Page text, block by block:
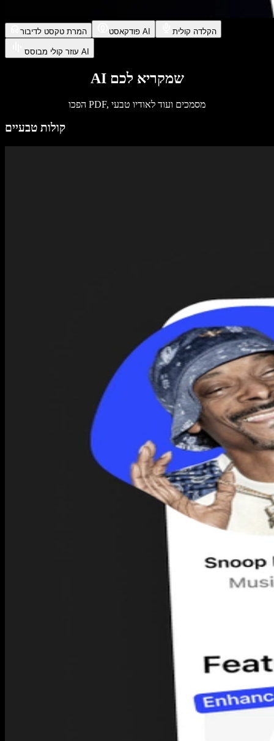
המרת טקסט לדיבור פודקאסט AI הקלדה קולית
עוזר קולי מבוסס AI
AI שמקריא לכם
הפכו PDF, מסמכים ועוד לאודיו טבעי
קולות טבעיים